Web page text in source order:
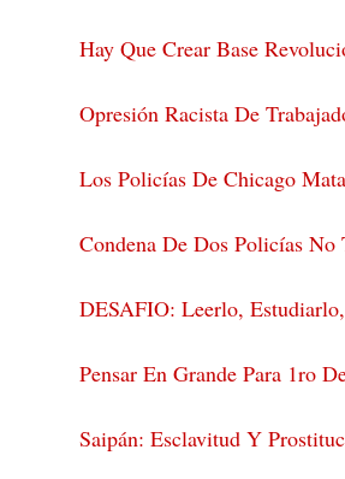
Hay Que Crear Base
Opresión Racista De
Los Policías De Chicago
Condena De Dos Policías No
DESAFIO: Leerlo,
Pensar En Grande Para 1ro
Saipán: Esclavitud Y